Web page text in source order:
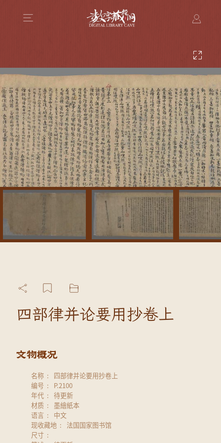
四部律并论要用抄卷上
名称
四部律并论要用抄卷上
编号
P.2100
年代
待更新
材质
墨繪紙本
语言
中文
现收藏地
法国国家图书馆
尺寸